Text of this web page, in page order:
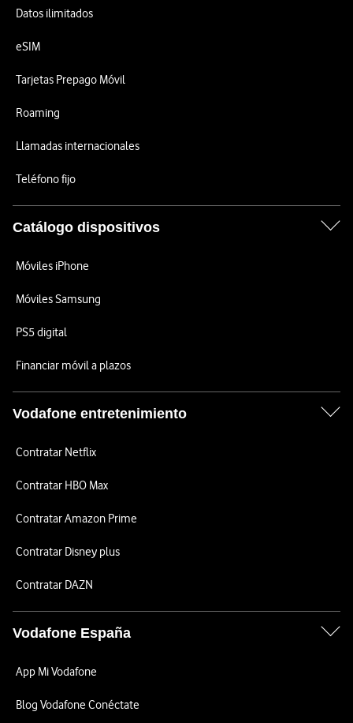
Datos ilimitados
eSIM
Tarjetas Prepago Móvil
Roaming
Llamadas internacionales
Teléfono fijo
Catálogo dispositivos
Móviles iPhone
Móviles Samsung
PS5 digital
Financiar móvil a plazos
Vodafone entretenimiento
Contratar Netflix
Contratar HBO Max
Contratar Amazon Prime
Contratar Disney plus
Contratar DAZN
Vodafone España
App Mi Vodafone
Blog Vodafone Conéctate